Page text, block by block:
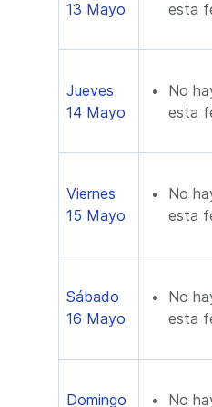
13 Mayo
esta
Jueves
14 Mayo
No
esta
Viernes
15 Mayo
No
esta
Sábado
16 Mayo
No
esta
Domingo
No